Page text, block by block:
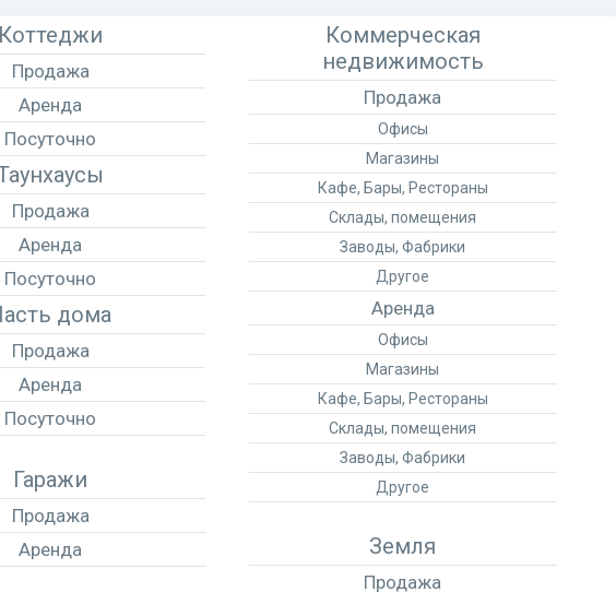
Коттеджи
Продажа
Аренда
Посуточно
Продажа
Аренда
Посуточно
дома
Продажа
Аренда
Посуточно
Гаражи
Продажа
Аренда
Коммерческая
недвижимость
Продажа
Офисы
Магазины
Кафе, Бары, Рестораны
Склады, помещения
Заводы, Фабрики
Другое
Аренда
Офисы
Магазины
Кафе, Бары, Рестораны
Склады, помещения
Заводы, Фабрики
Другое
Земля
Продажа